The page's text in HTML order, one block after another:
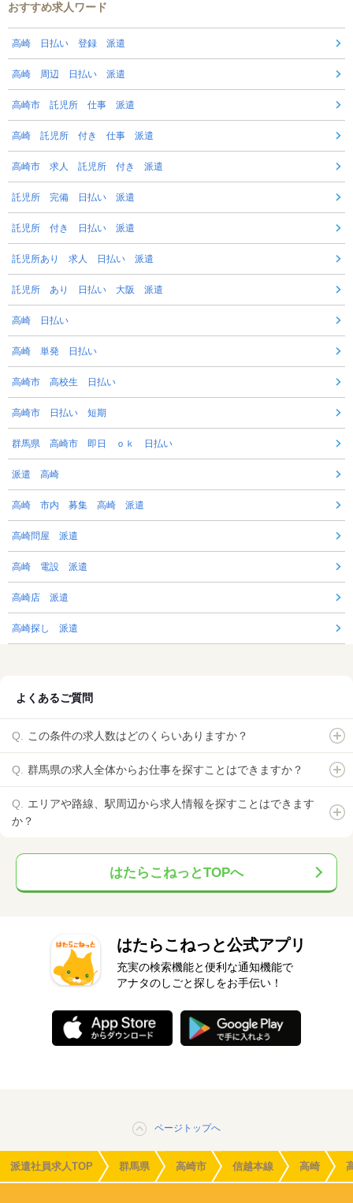
おすすめ求人ワード
高崎 日払い 登録 派遣
高崎 周辺 日払い 派遣
高崎市 託児所 仕事 派遣
高崎 託児所 付き 仕事 派遣
高崎市 求人 託児所 付き 派遣
託児所 完備 日払い 派遣
託児所 付き 日払い 派遣
託児所あり 求人 日払い 派遣
託児所 あり 日払い 大阪 派遣
高崎 日払い
高崎 単発 日払い
高崎市 高校生 日払い
高崎市 日払い 短期
群馬県 高崎市 即日 ｏｋ 日払い
派遣 高崎
高崎 市内 募集 高崎 派遣
高崎問屋 派遣
高崎 電設 派遣
高崎店 派遣
高崎探し 派遣
よくあるご質問
この条件の求人数はどのくらいありますか？
群馬県の求人全体からお仕事を探すことはできますか？
エリアや路線、駅周辺から求人情報を探すことはできます
か？
はたらこねっとTOPへ
はたらこねっと公式アプリ
充実の検索機能と便利な通知機能で
アナタのしごと探しをお手伝い！
ページトップへ
派遣社員求人TOP 群馬県 高崎市 信越本線 高崎